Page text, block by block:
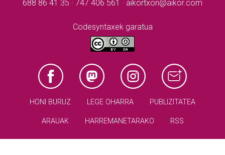
688 86 41 35 · 747 406 561 · aikortxori@aikor.com
Codesyntaxek garatua
HONI BURUZ LEGE OHARRA PUBLIZITATEA
ARAUAK HARREMANETARAKO RSS